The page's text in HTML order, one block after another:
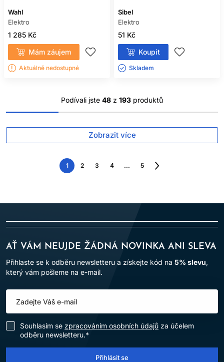
Wahl
Elektro
1 285 Kč
Mám záujem
Aktuálně nedostupné
Sibel
Elektro
51 Kč
Koupit
Skladem ㅤ
Podívali jste 48 z 193 produktů
Zobrazit více
1 2 3 4 ... 5
Následující
AŤ VÁM NEUJDE ŽÁDNÁ NOVINKA ANI SLEVA
Přihlaste se k odběru newsletteru a získejte kód na 5% slevu,
který vám pošleme na e-mail.
Souhlasím se zpracováním osobních údajů za účelem
odběru newsletteru.*
Přihlásit se